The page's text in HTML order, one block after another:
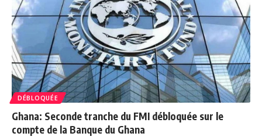
DÉBLOQUÉE
Ghana: Seconde tranche du FMI débloquée sur le
compte de la Banque du Ghana